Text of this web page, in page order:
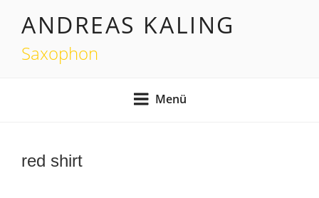
InhaltANDREAS KALING
Saxophon
Menü
red shirt